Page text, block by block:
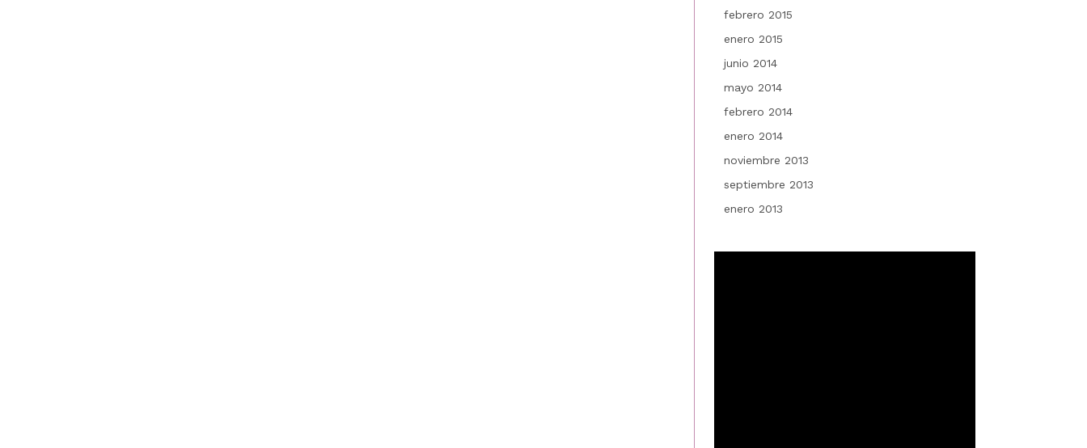
febrero 2015
enero 2015
junio 2014
mayo 2014
febrero 2014
enero 2014
noviembre 2013
septiembre 2013
enero 2013